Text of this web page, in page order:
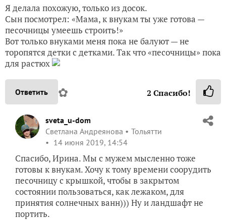
Я делала похожую, только из досок.
Сын посмотрел: «Мама, к внукам ты уже готова —
песочницы умеешь строить!»
Вот только внуками меня пока не балуют — не
торопятся детки с детками. Так что «песочницы» пока
для растюх
Ответить ✿ 2 Спасибо!
sveta_u-dom
Светлана Андреянова
Тольятти
14 июня 2019, 14:54
Спасибо, Ирина. Мы с мужем мысленно тоже
готовы к внукам. Хочу к тому времени соорудить
песочницу с крышкой, чтобы в закрытом
состоянии пользоваться, как лежаком, для
принятия солнечных ванн))) Ну и ландшафт не
портить.